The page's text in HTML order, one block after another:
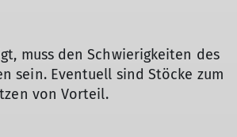
muss den Schwierigkeiten des
sein. Eventuell sind Stöcke zum
von Vorteil.